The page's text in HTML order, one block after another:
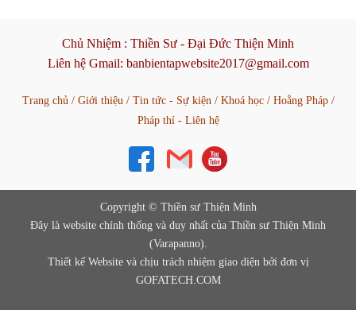
Chủ Nhiệm : Thiền Sư - Đại Đức Thiện Minh
Liên hệ Gmail: banbientapwebsite2017@gmail.com
Trang chủ / Giới thiệu / Tin tức - Sự kiện / Khoá học/ Hoằng Pháp/
Pháp thí - Liên hệ
Copyright © Thiền sư Thiện Minh
Đây là website chính thống và duy nhất của Thiền sư Thiện Minh
(Varapanno).
Thiết kế Website và chịu trách nhiệm giao diện bởi đơn vị
GOFATECH.COM